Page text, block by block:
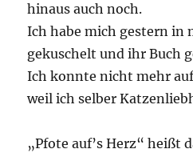
hinaus auch noch.
Ich habe mich gestern in
gekuschelt und ihr Buch
Ich konnte nicht mehr
weil ich selber
„Pfote auf’s Herz“ heißt